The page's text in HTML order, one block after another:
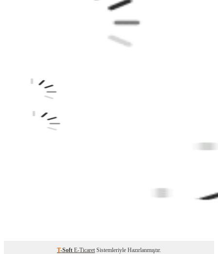
T-Soft E-Ticaret Sistemleriyle Hazırlanmıştır.